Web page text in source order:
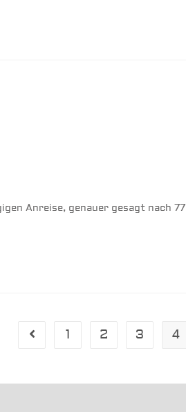
Anreise, genauer gesagt nach 77
Gehe zur vorherigen Seite
1 2 3 4